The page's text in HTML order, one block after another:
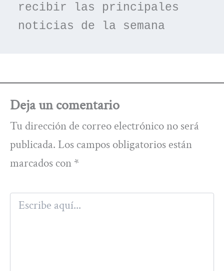
recibir las principales
noticias de la semana
Deja un comentario
Tu dirección de correo electrónico no será
publicada. Los campos obligatorios están
marcados con *
Escribe
aquí...